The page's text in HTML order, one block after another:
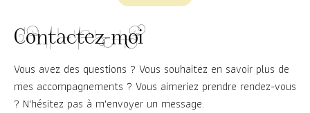
Contactez-moi
Vous avez des questions ? Vous souhaitez en savoir plus de
mes accompagnements ? Vous aimeriez prendre rendez-vous
? N'hésitez pas à m'envoyer un message.